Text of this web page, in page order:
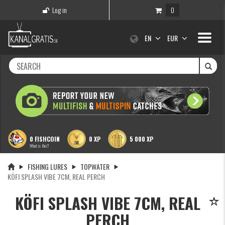
Log in 0
Toggle
EN EUR
0 FISHCOIN
What is this?
0 XP 5 000 XP
FISHING LURES
TOPWATER
KÖFI SPLASH VIBE 7CM, REAL PERCH
KÖFI SPLASH VIBE 7CM, REAL
PERCH